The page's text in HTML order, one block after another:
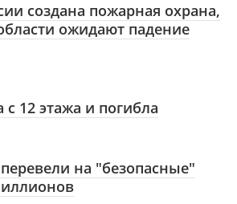
создана пожарная охрана,
ожидают падение
12 этажа и погибла
на "безопасные"